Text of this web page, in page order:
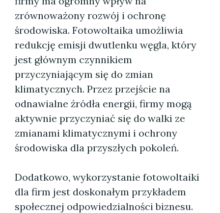
zrównoważony rozwój i ochronę
środowiska. Fotowoltaika umożliwia
redukcję emisji dwutlenku węgla, który
jest głównym czynnikiem
przyczyniającym się do zmian
klimatycznych. Przez przejście na
odnawialne źródła energii, firmy mogą
aktywnie przyczyniać się do walki ze
zmianami klimatycznymi i ochrony
środowiska dla przyszłych pokoleń.
Dodatkowo, wykorzystanie fotowoltaiki
dla firm jest doskonałym przykładem
społecznej odpowiedzialności biznesu.